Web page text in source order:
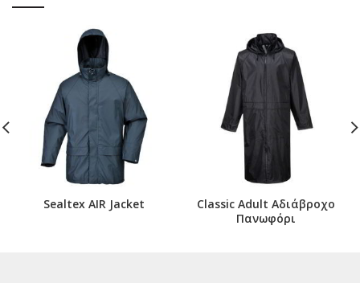
Sealtex AIR Jacket
Classic Adult Αδιάβροχο
Πανωφόρι